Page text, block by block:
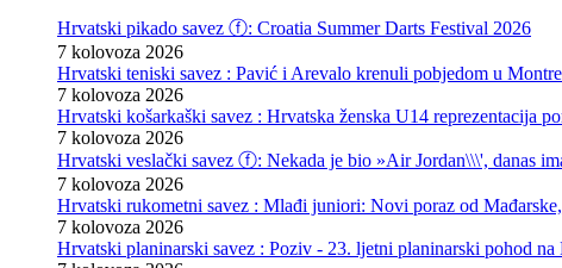
Hrvatski pikado savez ⓕ: Croatia Summer Darts Festival 2026
7 kolovoza 2026
Hrvatski teniski savez : Pavić i Arevalo krenuli pobjedom u
7 kolovoza 2026
Hrvatski košarkaški savez : Hrvatska ženska U14 reprezentacija
7 kolovoza 2026
Hrvatski veslački savez ⓕ: Nekada je bio »Air Jordan\\\', danas
7 kolovoza 2026
Hrvatski rukometni savez : Mlađi juniori: Novi poraz od
7 kolovoza 2026
Hrvatski planinarski savez : Poziv - 23. ljetni planinarski pohod na